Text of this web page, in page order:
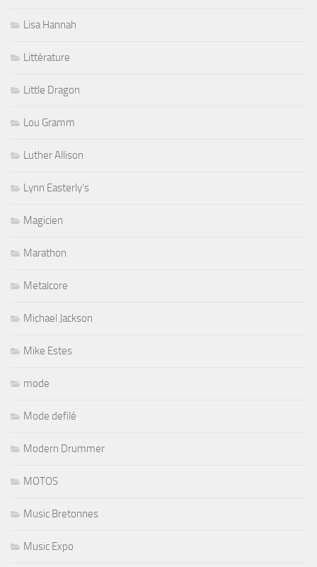
Lisa Hannah
Littérature
Little Dragon
Lou Gramm
Luther Allison
Lynn Easterly's
Magicien
Marathon
Metalcore
Michael Jackson
Mike Estes
mode
Mode defilé
Modern Drummer
MOTOS
Music Bretonnes
Music Expo